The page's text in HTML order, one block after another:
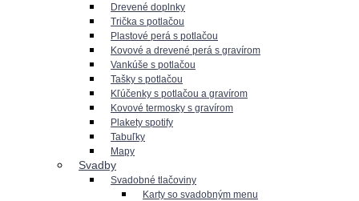
Drevené doplnky
Trička s potlačou
Plastové perá s potlačou
Kovové a drevené perá s gravírom
Vankúše s potlačou
Tašky s potlačou
Kľúčenky s potlačou a gravírom
Kovové termosky s gravírom
Plakety spotify
Tabuľky
Mapy
Svadby
Svadobné tlačoviny
Karty so svadobným menu